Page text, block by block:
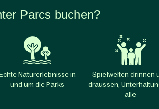
Parcs buchen?
Naturerlebnisse in
und um die Parks​
Spielwelten drinnen
draussen,
alle​